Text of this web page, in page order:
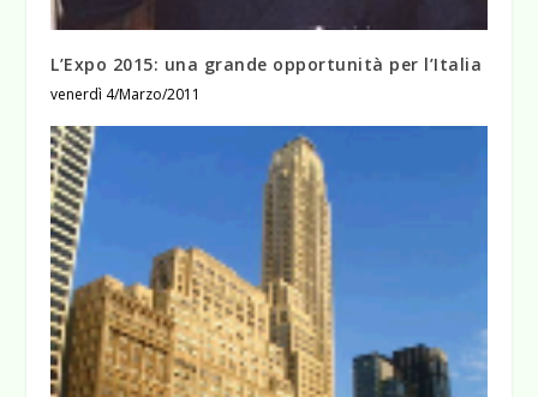
L’Expo 2015: una grande opportunità per l’Italia
venerdì 4/Marzo/2011